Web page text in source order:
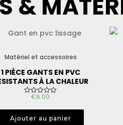
&
Matériel et accessoires
1 PIÈCE GANTS EN PVC
À LA CHALEUR
t
e
€6.00
Ajouter au panier